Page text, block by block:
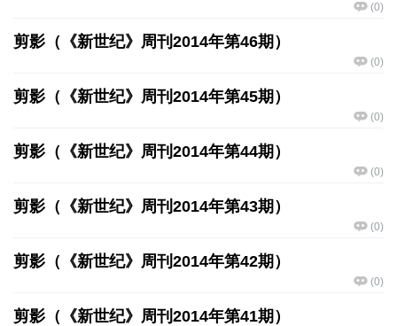
(0)
剪影（《新世纪》周刊2014年第46期）
(0)
剪影（《新世纪》周刊2014年第45期）
(0)
剪影（《新世纪》周刊2014年第44期）
(0)
剪影（《新世纪》周刊2014年第43期）
(0)
剪影（《新世纪》周刊2014年第42期）
(0)
剪影（《新世纪》周刊2014年第41期）